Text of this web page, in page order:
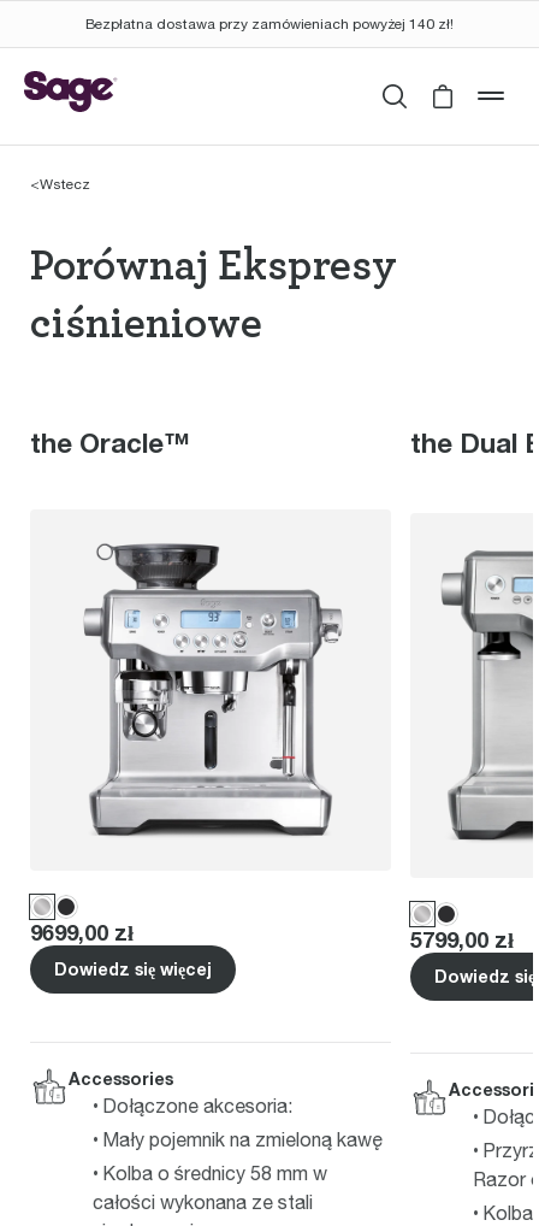
Bezpłatna dostawa przy zamówieniach powyżej 140 zł!
Wyszukaj
Cart is
<Wstecz
Porównaj Ekspresy
Porównaj Ekspresy
ciśnieniowe
the Oracle™
Price:
9699,00 zł
Dowiedz się więcej
Accessories
Dołączone akcesoria:
Mały pojemnik na zmieloną kawę
Kolba o średnicy 58 mm w
całości wykonana ze stali
the Dual
Price:
5799,00 zł
Dowiedz
Razor
Kolba